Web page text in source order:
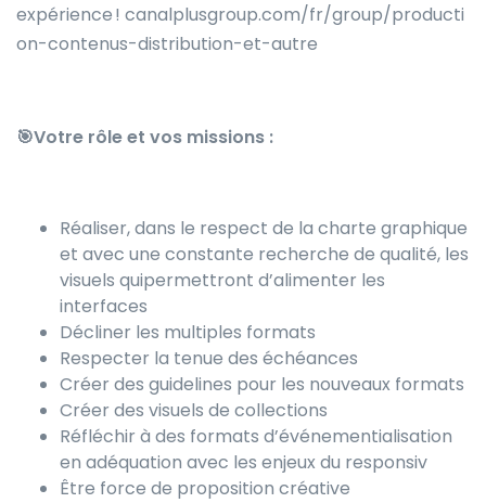
expérience ! canalplusgroup.com/fr/group/producti
on-contenus-distribution-et-autre
🎯Votre rôle et vos missions :
Réaliser, dans le respect de la charte graphique
et avec une constante recherche de qualité, les
visuels quipermettront d’alimenter les
interfaces
Décliner les multiples formats
Respecter la tenue des échéances
Créer des guidelines pour les nouveaux formats
Créer des visuels de collections
Réfléchir à des formats d’événementialisation
en adéquation avec les enjeux du responsiv
Être force de proposition créative